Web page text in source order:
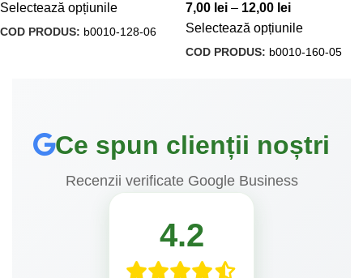
Selectează opțiunile
COD PRODUS: b0010-128-06
7,00 lei – 12,00 lei
Selectează opțiunile
COD PRODUS: b0010-160-05
Ce spun clienții noștri
Recenzii verificate Google Business
4.2